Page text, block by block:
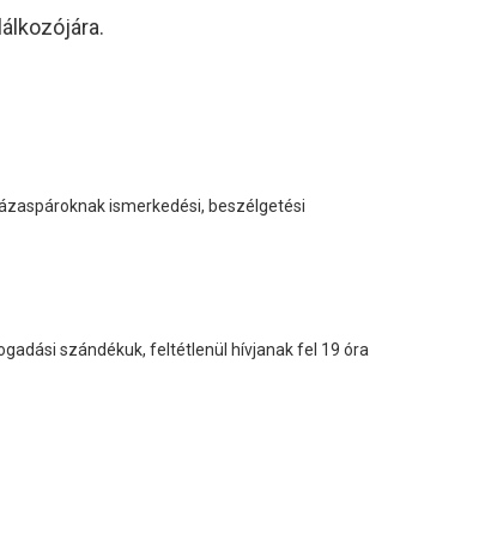
ismerkedési, beszélgetési
szándékuk, feltétlenül hívjanak fel 19 óra